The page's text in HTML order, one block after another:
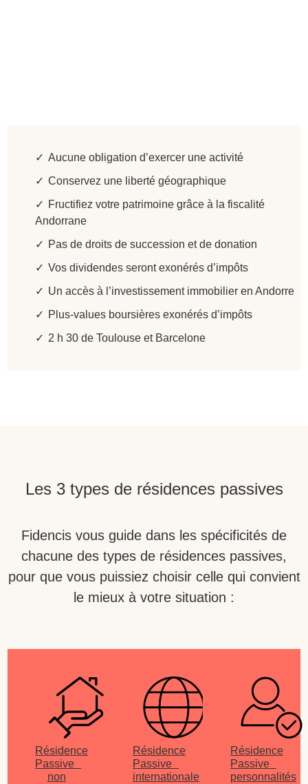
Aucune obligation d’exercer une activité
Conservez une liberté géographique
Fructifiez votre patrimoine grâce à la fiscalité
Andorrane
Pas de droits de succession et de donation
Vos dividendes seront exonérés d’impôts
Un accès à l’investissement immobilier en Andorre
Plus-values boursières exonérés d’impôts
2 h 30 de Toulouse et Barcelone
Les 3 types de résidences passives
Fidencis vous guide dans les spécificités de
chacune des types de résidences passives,
pour que vous puissiez choisir celle qui convient
le mieux à votre situation :
Résidence
Passive
non
Résidence
Passive
internationale
Résidence
Passive
personnalités